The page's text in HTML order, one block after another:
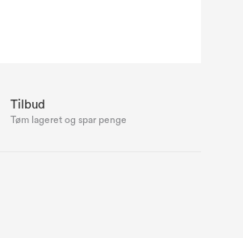
Tilbud
Tøm lageret og spar penge